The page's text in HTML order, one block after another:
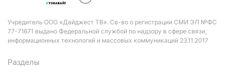
Учредитель ООО «Дайджест ТВ». Св-во о регистрации СМИ ЭЛ №ФС
77-71671 выдано Федеральной службой по надзору в сфере связи,
информационных технологий и массовых коммуникаций 23.11.2017
Разделы